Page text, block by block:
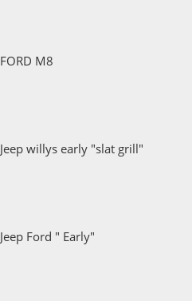
FORD M8
Jeep willys early "slat grill"
Jeep Ford " Early"